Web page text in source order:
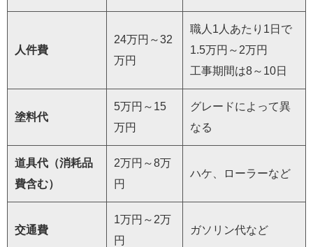
人件費
24万円～32
万円
職人1人あたり1日で
1.5万円～2万円
工事期間は8～10日
塗料代
5万円～15
万円
グレードによって異
なる
道具代（消耗品
費含む）
2万円～8万
円
ハケ、ローラーなど
交通費
1万円～2万
円
ガソリン代など